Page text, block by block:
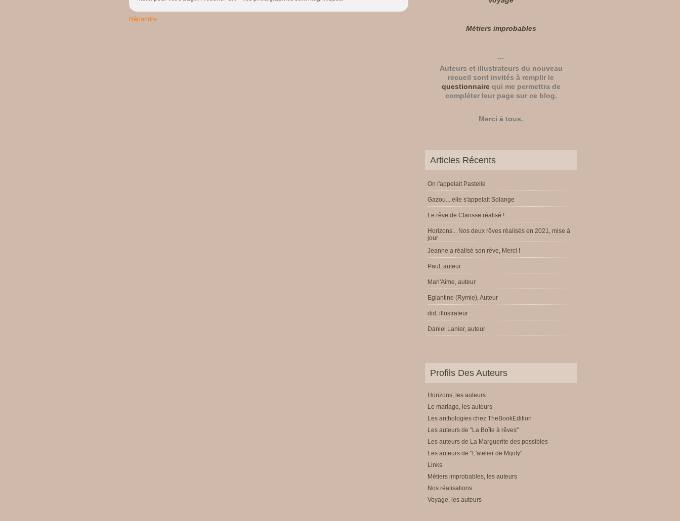
Répondre
Métiers improbables
...
Auteurs et illustrateurs du nouveau
recueil sont invités à remplir le
questionnairequi me permettra de
compléter leur page sur ce blog.
Merci à tous.
Articles Récents
On l'appelait Pastelle
Gazou... elle s'appelait Solange
Le rêve de Clarisse réalisé !
Horizons... Nos deux rêves réalisés en 2021, mise à
jour
Jeanne a réalisé son rêve, Merci !
Paul, auteur
Marl'Aime, auteur
Eglantine (Rymie), Auteur
did, illustrateur
Daniel Lanier, auteur
Profils Des Auteurs
Horizons, les auteurs
Le mariage, les auteurs
Les anthologies chez TheBookEdition
Les auteurs de "La Boîte à rêves"
Les auteurs de La Marguerite des possibles
Les auteurs de "L'atelier de Mijoty"
Links
Métiers improbables, les auteurs
Nos réalisations
Voyage, les auteurs